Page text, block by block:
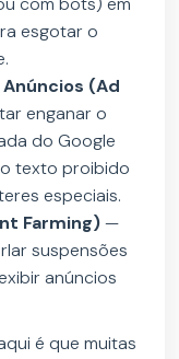
esgotar o
(Ad
enganar o
do Google
texto proibido
especiais.
Farming)—
suspensões
anúncios
é que muitas